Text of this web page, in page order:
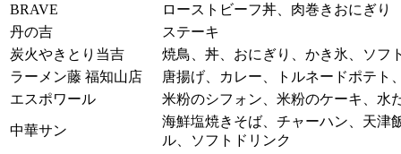
BRAVE
ローストビーフ丼、肉巻きおにぎり
丹の吉
ステーキ
炭火やきとり当吉
焼鳥、丼、おにぎり、かき氷、ソフ
ラーメン藤 福知山店
唐揚げ、カレー、トルネードポテト
エスポワール
米粉のシフォン、米粉のケーキ、水
中華サン
海鮮塩焼きそば、チャーハン、天津
ル、ソフトドリンク